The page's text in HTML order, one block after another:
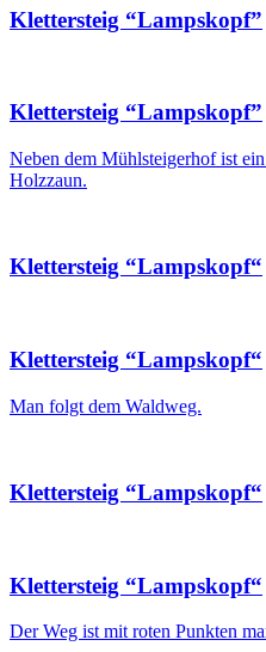
Klettersteig “Lampskopf”
Klettersteig “Lampskopf”
Neben dem Mühlsteigerhof ist
Holzzaun.
Klettersteig “Lampskopf“
Klettersteig “Lampskopf“
Man folgt dem Waldweg.
Klettersteig “Lampskopf“
Klettersteig “Lampskopf“
Der Weg ist mit roten Punkten